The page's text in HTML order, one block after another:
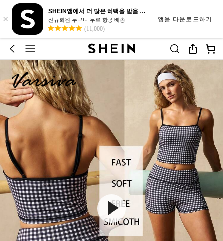
앱을 다운로드하기
×
SHEIN앱에서 더 많은 혜택을 받을 수 있어요.
신규회원 누구나 무료 항공 배송
(11,000)